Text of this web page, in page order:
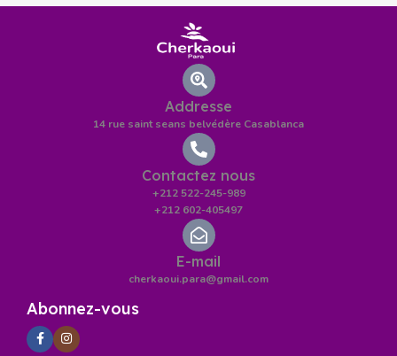
Addresse
14 rue saint seans belvédère Casablanca
Contactez nous
+212 522-245-989
+212 602-405497
E-mail
cherkaoui.para@gmail.com
Abonnez-vous